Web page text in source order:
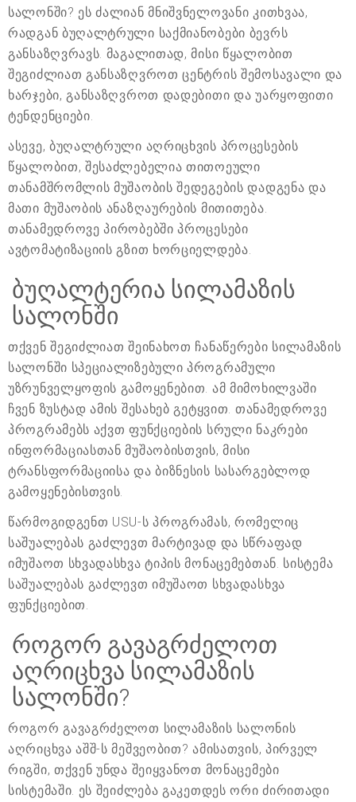
სალონში? ეს ძალიან მნიშვნელოვანი კითხვაა,
რადგან ბუღალტრული საქმიანობები ბევრს
განსაზღვრავს. მაგალითად, მისი წყალობით
შეგიძლიათ განსაზღვროთ ცენტრის შემოსავალი და
ხარჯები, განსაზღვროთ დადებითი და უარყოფითი
ტენდენციები.
ასევე, ბუღალტრული აღრიცხვის პროცესების
წყალობით, შესაძლებელია თითოეული
თანამშრომლის მუშაობის შედეგების დადგენა და
მათი მუშაობის ანაზღაურების მითითება.
თანამედროვე პირობებში პროცესები
ავტომატიზაციის გზით ხორციელდება.
ბუღალტერია სილამაზის
სალონში
თქვენ შეგიძლიათ შეინახოთ ჩანაწერები სილამაზის
სალონში სპეციალიზებული პროგრამული
უზრუნველყოფის გამოყენებით. ამ მიმოხილვაში
ჩვენ ზუსტად ამის შესახებ გეტყვით. თანამედროვე
პროგრამებს აქვთ ფუნქციების სრული ნაკრები
ინფორმაციასთან მუშაობისთვის, მისი
ტრანსფორმაციისა და ბიზნესის სასარგებლოდ
გამოყენებისთვის.
წარმოგიდგენთ USU-ს პროგრამას, რომელიც
საშუალებას გაძლევთ მარტივად და სწრაფად
იმუშაოთ სხვადასხვა ტიპის მონაცემებთან. სისტემა
საშუალებას გაძლევთ იმუშაოთ სხვადასხვა
ფუნქციებით.
როგორ გავაგრძელოთ
აღრიცხვა სილამაზის
სალონში?
როგორ გავაგრძელოთ სილამაზის სალონის
აღრიცხვა აშშ-ს მეშვეობით? ამისათვის, პირველ
რიგში, თქვენ უნდა შეიყვანოთ მონაცემები
სისტემაში. ეს შეიძლება გაკეთდეს ორი ძირითადი